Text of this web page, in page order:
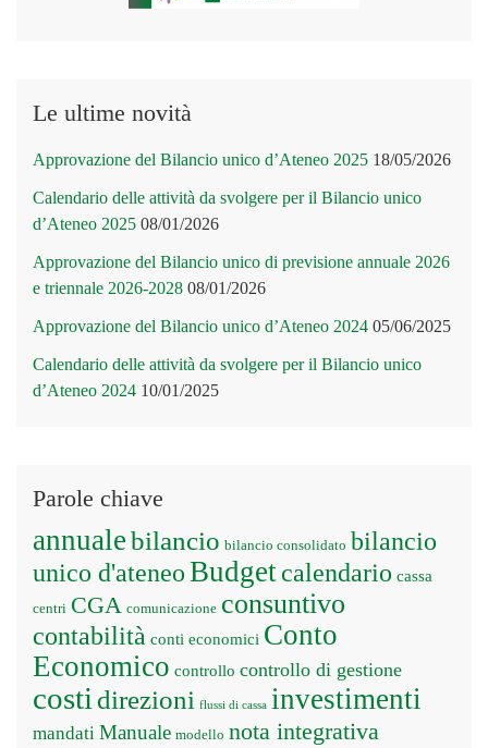
Le ultime novità
Approvazione del Bilancio unico d’Ateneo 2025 18/05/2026
Calendario delle attività da svolgere per il Bilancio unico
d’Ateneo 2025 08/01/2026
Approvazione del Bilancio unico di previsione annuale 2026
e triennale 2026-2028 08/01/2026
Approvazione del Bilancio unico d’Ateneo 2024 05/06/2025
Calendario delle attività da svolgere per il Bilancio unico
d’Ateneo 2024 10/01/2025
Parole chiave
annualebilancio bilancio consolidato bilancio
unico d'ateneoBudgetcalendario cassa
centri CGA comunicazione consuntivo
contabilità conti economici Conto
Economico controllo controllo di gestione
costi direzioni flussi di cassa investimenti
mandati Manuale modello nota integrativa